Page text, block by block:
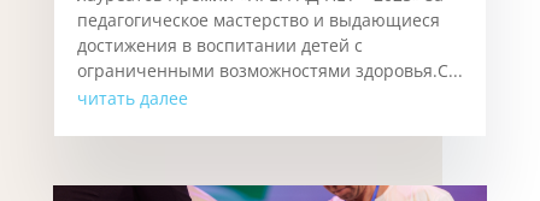
педагогическое мастерство и выдающиеся
достижения в воспитании детей с
ограниченными возможностями здоровья.С...
читать далее